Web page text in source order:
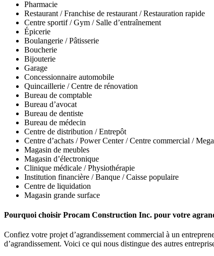
Pharmacie
Restaurant / Franchise de restaurant / Restauration rapide
Centre sportif / Gym / Salle d’entraînement
Épicerie
Boulangerie / Pâtisserie
Boucherie
Bijouterie
Garage
Concessionnaire automobile
Quincaillerie / Centre de rénovation
Bureau de comptable
Bureau d’avocat
Bureau de dentiste
Bureau de médecin
Centre de distribution / Entrepôt
Centre d’achats / Power Center / Centre commercial /
Magasin de meubles
Magasin d’électronique
Clinique médicale / Physiothérapie
Institution financière / Banque / Caisse populaire
Centre de liquidation
Magasin grande surface
Pourquoi choisir Procam Construction Inc. pour votre
Confiez votre projet d’agrandissement commercial à un
d’agrandissement. Voici ce qui nous distingue des autres